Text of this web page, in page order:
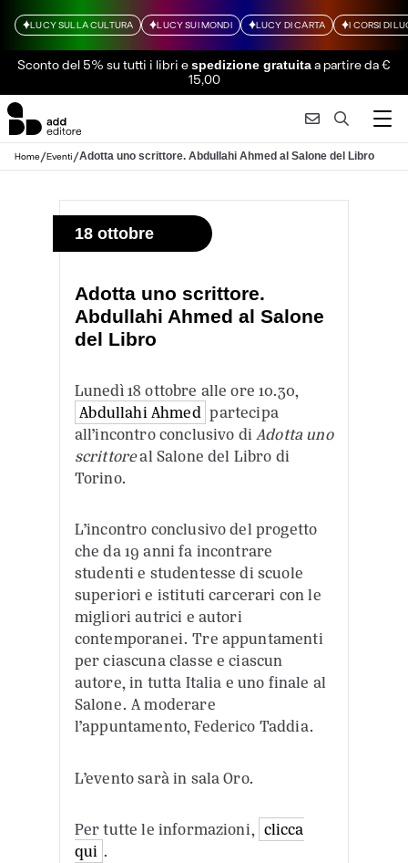
LUCY SULLA CULTURA LUCY SUI MONDI LUCY DI CARTA I CORSI DI
Sconto del 5% su tutti i libri espedizione gratuitaa partire da €
15,00
Home/Eventi/Adotta uno scrittore. Abdullahi Ahmed al Salone del Libro
18 ottobre
Adotta uno scrittore.
Abdullahi Ahmed al Salone
del Libro
Lunedì 18 ottobre alle ore 10.30,
Abdullahi Ahmed partecipa
all’incontro conclusivo diAdotta uno
scrittoreal Salone del Libro di
Torino.
L’incontro conclusivo del progetto
che da 19 anni fa incontrare
studenti e studentesse di scuole
superiori e istituti carcerari con le
migliori autrici e autori
contemporanei. Tre appuntamenti
per ciascuna classe e ciascun
autore, in tutta Italia e uno finale al
Salone. A moderare
l’appuntamento, Federico Taddia.
L’evento sarà in sala Oro.
Per tutte le informazioni, clicca
qui .